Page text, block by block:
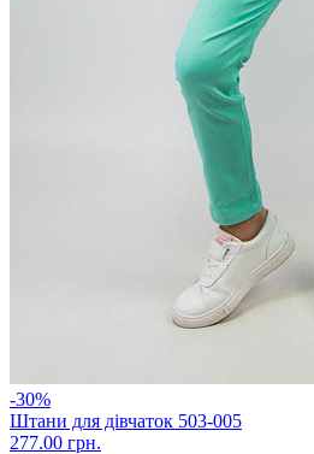
-30%
Штани для дівчаток 503-005
277.00 грн.